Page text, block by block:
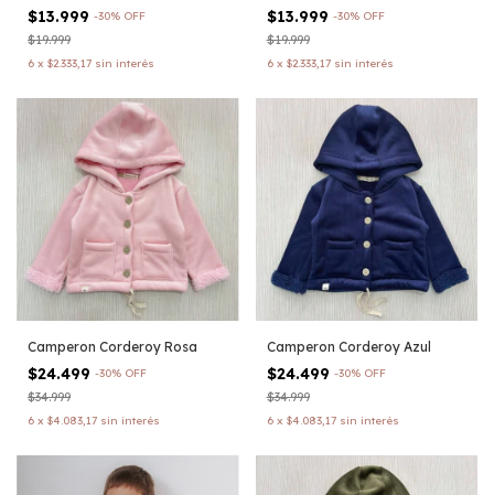
$13.999 -30% OFF
$19.999
6 x $2.333,17 sin interés
$13.999 -30% OFF
$19.999
6 x $2.333,17 sin interés
Camperon Corderoy Rosa
$24.499 -30% OFF
$34.999
6 x $4.083,17 sin interés
Camperon Corderoy Azul
$24.499 -30% OFF
$34.999
6 x $4.083,17 sin interés